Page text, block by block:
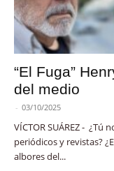
“El Fuga”
del medio
- 03/10/2025
VÍCTOR SUÁREZ -
periódicos y revistas?
albores del...